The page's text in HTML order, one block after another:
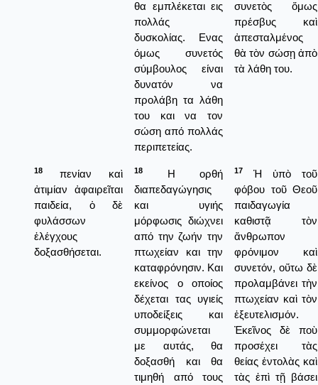
θα εμπλέκεται εις
πολλάς
δυσκολίας. Ενας
όμως συνετός
σύμβουλος είναι
δυνατόν να
προλάβη τα λάθη
του και να τον
σώση από πολλάς
περιπετείας.
συνετὸς ὅμως
πρέσβυς καὶ
ἀπεσταλμένος
θὰ τὸν σώσῃ ἀπὸ
τὰ λάθη του.
18
πενίαν καὶ
ἀτιμίαν ἀφαιρεῖται
παιδεία, ὁ δὲ
φυλάσσων
ἐλέγχους
δοξασθήσεται.
18
Η ορθή
διαπεδαγώγησις
και υγιής
μόρφωσις διώχνει
από την ζωήν την
πτωχείαν και την
καταφρόνησιν. Και
εκείνος ο οποίος
δέχεται τας υγιείς
υποδείξεις και
συμμορφώνεται
με αυτάς, θα
δοξασθή και θα
τιμηθή από τους
17
Ἡ ὑπὸ τοῦ
φόβου τοῦ Θεοῦ
παιδαγωγία
καθιστᾷ τὸν
ἄνθρωπον
φρόνιμον καὶ
συνετόν, οὕτω δὲ
προλαμβάνει τὴν
πτωχείαν καὶ τὸν
ἐξευτελισμόν.
Ἐκεῖνος δὲ ποὺ
προσέχει τὰς
θείας ἐντολὰς καὶ
τὰς ἐπὶ τῇ βάσει